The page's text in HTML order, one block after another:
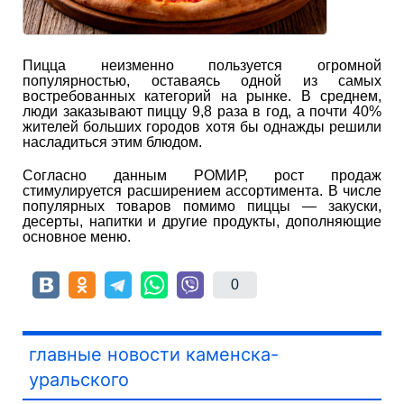
Пицца неизменно пользуется огромной
популярностью, оставаясь одной из самых
востребованных категорий на рынке. В среднем,
люди заказывают пиццу 9,8 раза в год, а почти 40%
жителей больших городов хотя бы однажды решили
насладиться этим блюдом.
Согласно данным РОМИР, рост продаж
стимулируется расширением ассортимента. В числе
популярных товаров помимо пиццы — закуски,
десерты, напитки и другие продукты, дополняющие
основное меню.
0
главные новости каменска-
уральского